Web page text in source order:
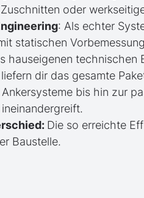
oder
: Als echter
statischen
hauseigenen technischen
dir das gesamte
bis hin zur
Die so erreichte
Baustelle.